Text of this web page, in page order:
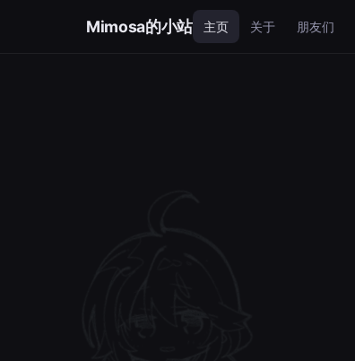
Mimosa的小站 主页 关于 朋友们